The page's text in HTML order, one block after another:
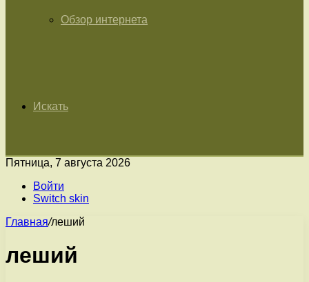
Обзор интернета
Искать
Пятница, 7 августа 2026
Войти
Switch skin
Главная/леший
леший